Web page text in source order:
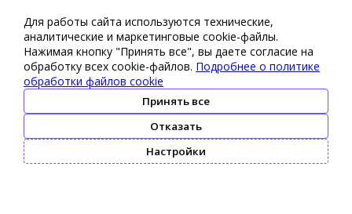
Для работы сайта используются технические,
аналитические и маркетинговые сооkіе-файлы.
Нажимая кнопку "Принять все", вы даете согласие на
обработку всех cookie-файлов. Подробнее о политике
обработки файлов cookie
Принять все
Отказать
Настройки